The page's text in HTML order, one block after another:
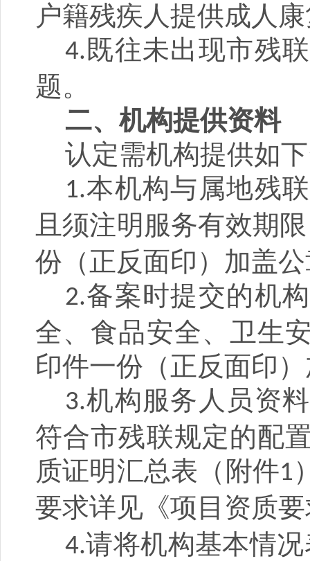
户籍残疾人提供成人
4. 既往未出现市残
题。
二、机构提供资料
认定需机构提供如
1.本机构与属地残
且须注明服务有效期
份（正反面印）加盖
2.备案时提交的机
全、食品安全、卫生
印件一份（正反面印
3.机构服务人员资料
符合市残联规定的配
质证明汇总表（ 附件1
要求详见《项目资质
4.请将机构基本情